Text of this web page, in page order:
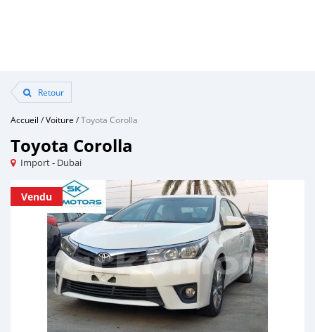
Retour
Accueil /Voiture /Toyota Corolla
Toyota Corolla
Import - Dubai
Vendu
Vendu
Vendu
Vendu
Vendu
Vendu
Vendu
Vendu
Vendu
Vendu
Vendu
Vendu
Vendu
Vendu
Vendu